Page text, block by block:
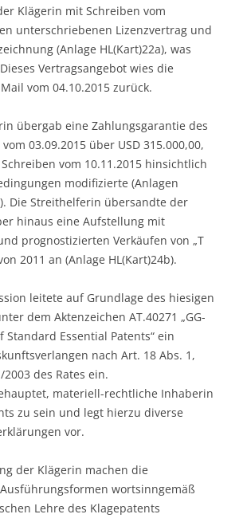
Klägerin mit Schreiben vom
unterschriebenen Lizenzvertrag und
(Anlage HL(Kart)22a), was
Vertragsangebot wies die
vom 04.10.2015 zurück.
übergab eine Zahlungsgarantie des
03.09.2015 über USD 315.000,00,
vom 10.11.2015 hinsichtlich
modifizierte (Anlagen
Die Streithelferin übersandte der
hinaus eine Aufstellung mit
prognostizierten Verkäufen von „T
2011 an (Anlage HL(Kart)24b).
leitete auf Grundlage des hiesigen
dem Aktenzeichen AT.40271 „GG-
Standard Essential Patents“ ein
nach Art. 18 Abs. 1,
2003 des Rates ein.
materiell-rechtliche Inhaberin
zu sein und legt hierzu diverse
vor.
der Klägerin machen die
wortsinngemäß
Lehre des Klagepatents